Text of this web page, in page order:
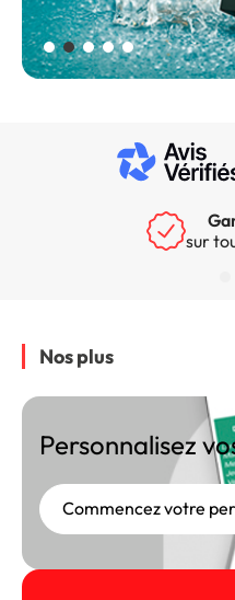
sur
Nos plus
Personnalisez
Commencez votre